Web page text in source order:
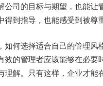
公司的目标与期望，也能让
得到指导，也能感受到被尊
如何选择适合自己的管理风
效的管理者应该能够在必要
理解。只有这样，企业才能